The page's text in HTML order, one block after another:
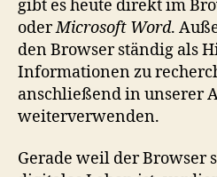
gibt es heute direkt im
oderMicrosoft Word.
den Browser ständig als
Informationen zu
anschließend in unserer
weiterverwenden.
Gerade weil der Browser